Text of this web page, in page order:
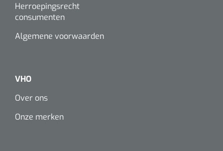
Herroepingsrecht
consumenten
Algemene voorwaarden
VHO
Over ons
Onze merken